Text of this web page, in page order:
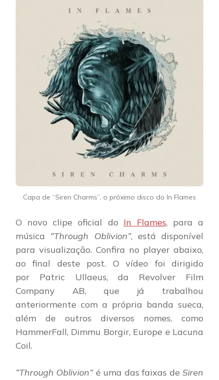
Capa de “Siren Charms”, o próximo disco do In Flames
O novo clipe oficial do In Flames, para a
música “Through Oblivion”, está disponível
para visualização. Confira no player abaixo,
ao final deste post. O vídeo foi dirigido
por Patric Ullaeus, da Revolver Film
Company AB, que já trabalhou
anteriormente com a própria banda sueca,
além de outros diversos nomes, como
HammerFall, Dimmu Borgir, Europe e Lacuna
Coil.
“Through Oblivion”é uma das faixas deSiren